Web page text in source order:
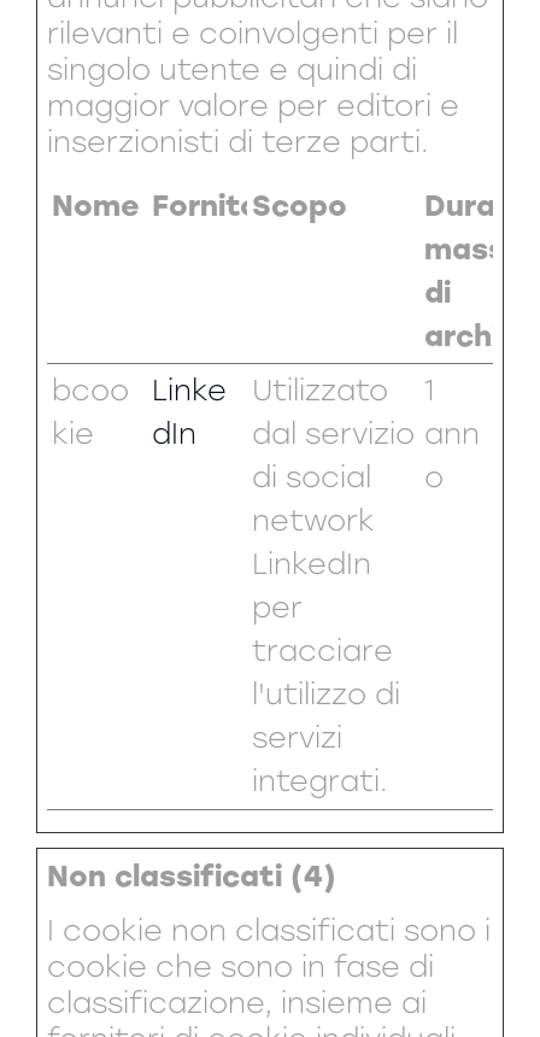
rilevanti e coinvolgenti per il
singolo utente e quindi di
maggior valore per editori e
inserzionisti di terze parti.
Nome FornitoreScopo
Durata
di
bcoo
kie
Linke
dIn
Utilizzato
dal servizio
di social
network
LinkedIn
per
tracciare
l'utilizzo di
servizi
integrati.
1
ann
o
Non classificati (4)
I cookie non classificati sono i
cookie che sono in fase di
classificazione, insieme ai